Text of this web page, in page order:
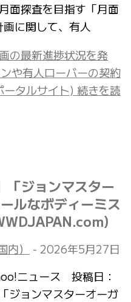
面探査を目指す「月面
に関して、有人
の最新進捗状況を発
や有人ローバーの契約
タルサイト) 続きを読
「ジョンマスター
ルなボディーミス
） - 2026年5月27日
ニュース 投稿日：
ョンマスターオーガ